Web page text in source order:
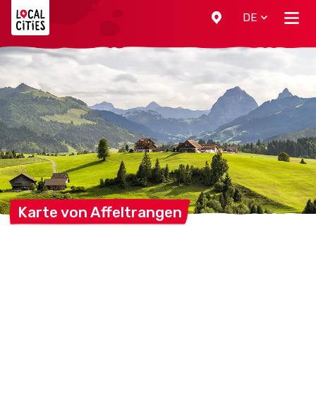
DE
Karte von Affeltrangen